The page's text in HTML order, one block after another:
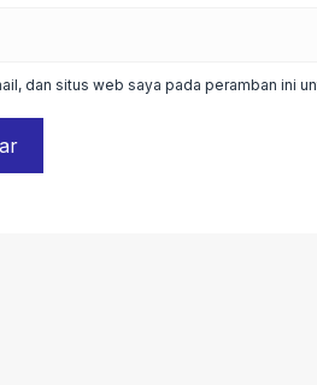
dan situs web saya pada peramban ini